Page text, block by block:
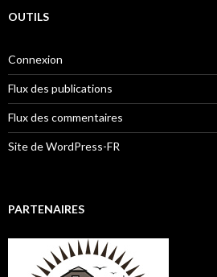
OUTILS
Connexion
Flux des publications
Flux des commentaires
Site de WordPress-FR
PARTENAIRES